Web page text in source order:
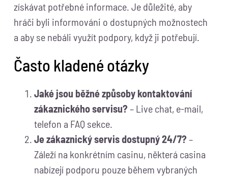
získávat potřebné informace. Je důležité, aby
hráči byli informováni o dostupných možnostech
a aby se nebáli využít podpory, když ji potřebují.
Často kladené otázky
Jaké jsou běžné způsoby kontaktování
zákaznického servisu? – Live chat, e-mail,
telefon a FAQ sekce.
Je zákaznický servis dostupný 24/7? –
Záleží na konkrétním casinu, některá casina
nabízejí podporu pouze během vybraných